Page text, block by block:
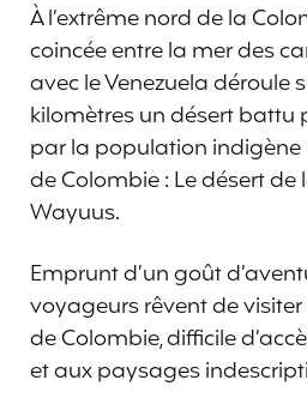
À l’extrême nord de la
coincée entre la mer des
avec le Venezuela déroule
kilomètres un désert battu
par la population
de Colombie : Le désert de
Wayuus.
Emprunt d’un goût
voyageurs rêvent de
de Colombie, difficile
et aux paysages